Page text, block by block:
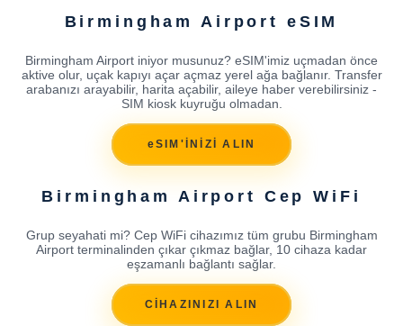
Birmingham Airport eSIM
Birmingham Airport iniyor musunuz? eSIM'imiz uçmadan önce
aktive olur, uçak kapıyı açar açmaz yerel ağa bağlanır. Transfer
arabanızı arayabilir, harita açabilir, aileye haber verebilirsiniz -
SIM kiosk kuyruğu olmadan.
eSIM'İNİZİ ALIN
Birmingham Airport Cep WiFi
Grup seyahati mi? Cep WiFi cihazımız tüm grubu Birmingham
Airport terminalinden çıkar çıkmaz bağlar, 10 cihaza kadar
eşzamanlı bağlantı sağlar.
CİHAZINIZI ALIN